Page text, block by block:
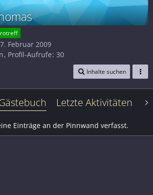
Februar 2009
Profil-Aufrufe 30
Inhalte suchen
Letzte Aktivitäten
Einträge an der Pinnwand verfasst.